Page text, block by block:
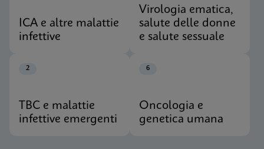
ICA e altre malattie
infettive
Virologia ematica,
salute delle donne
e salute sessuale
2
TBC e malattie
infettive emergenti
6
Oncologia e
genetica umana